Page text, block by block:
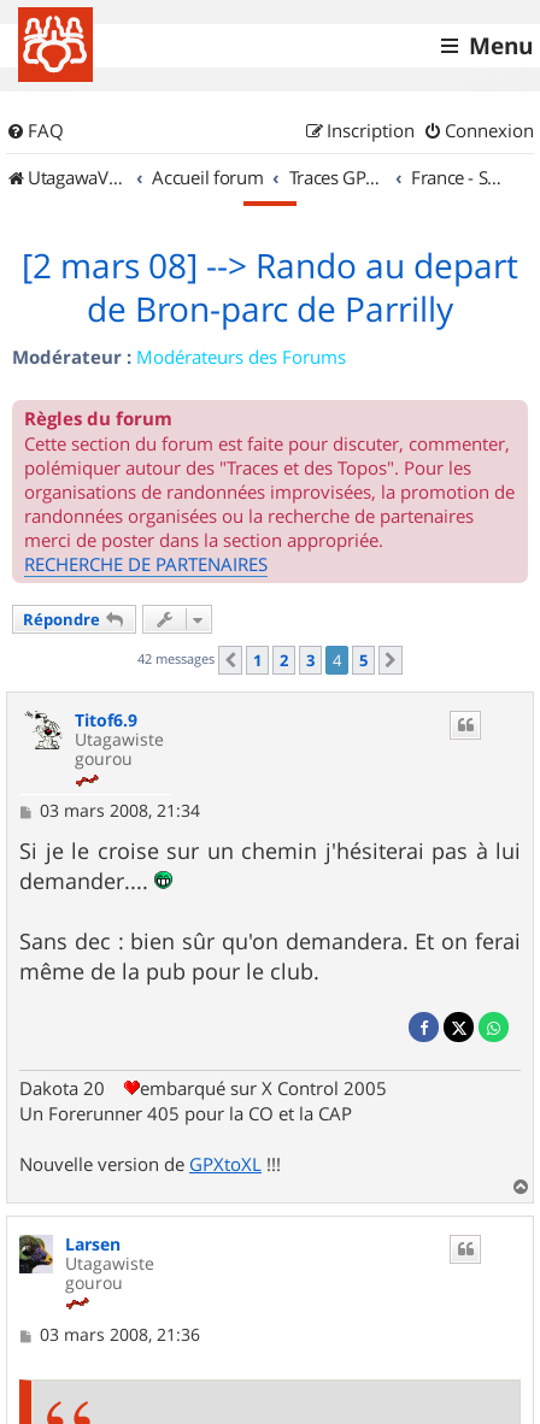
Menu
FAQ Connexion
Inscription
UtagawaVTT (Randos VTT et VTTAE avec traces GPS)
Accueil forum Traces GPS de randos VTT France - Sud Est
[2 mars 08] --> Rando au depart
de Bron-parc de Parrilly
Modérateur : Modérateurs des Forums
Règles du forum
Cette section du forum est faite pour discuter, commenter,
polémiquer autour des "Traces et des Topos". Pour les
organisations de randonnées improvisées, la promotion de
randonnées organisées ou la recherche de partenaires
merci de poster dans la section appropriée.
RECHERCHE DE PARTENAIRES
Répondre
42 messages Précédent
1 2 3 4 5
Titof6.9
Utagawiste
gourou
M
s
s
a
03 mars 2008, 21:34
Si je le croise sur un chemin j'hésiterai pas à lui
demander....
Sans dec : bien sûr qu'on demandera. Et on ferai
même de la pub pour le club.
Dakota 20
embarqué sur X Control 2005
Un Forerunner 405 pour la CO et la CAP
Nouvelle version de GPXtoXL !!!
a
u
Larsen
Utagawiste
gourou
M
03 mars 2008, 21:36